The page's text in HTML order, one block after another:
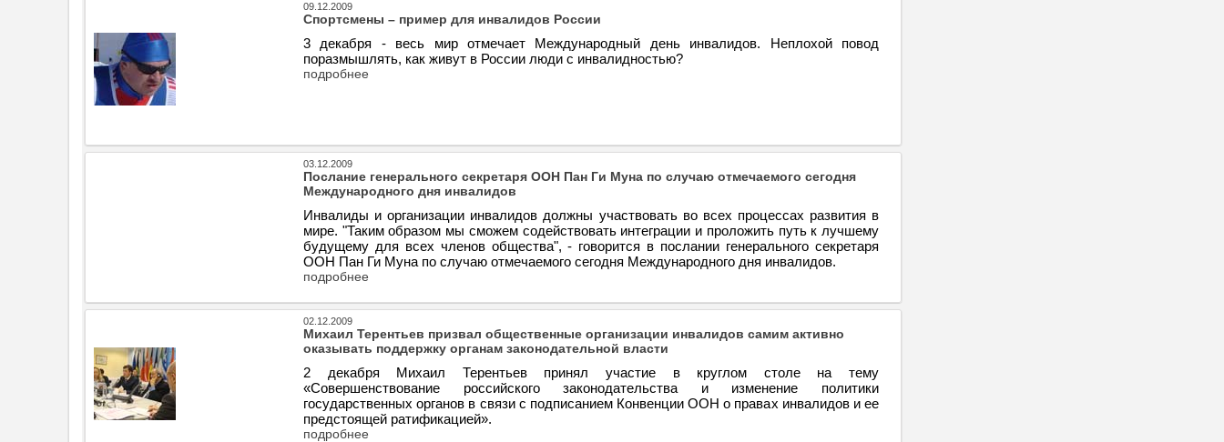
09.12.2009
Спортсмены – пример для инвалидов России
3 декабря - весь мир отмечает Международный день инвалидов. Неплохой повод
поразмышлять, как живут в России люди с инвалидностью?
подробнее
03.12.2009
Послание генерального секретаря ООН Пан Ги Муна по случаю отмечаемого сегодня
Международного дня инвалидов
Инвалиды и организации инвалидов должны участвовать во всех процессах развития в
мире. "Таким образом мы сможем содействовать интеграции и проложить путь к лучшему
будущему для всех членов общества", - говорится в послании генерального секретаря
ООН Пан Ги Муна по случаю отмечаемого сегодня Международного дня инвалидов.
подробнее
02.12.2009
Михаил Терентьев призвал общественные организации инвалидов самим активно
оказывать поддержку органам законодательной власти
2 декабря Михаил Терентьев принял участие в круглом столе на тему
«Совершенствование российского законодательства и изменение политики
государственных органов в связи с подписанием Конвенции ООН о правах инвалидов и ее
предстоящей ратификацией».
подробнее